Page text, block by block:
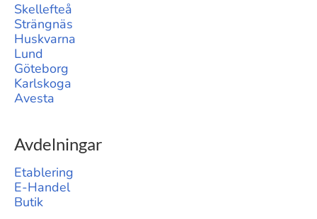
Skellefteå
Strängnäs
Huskvarna
Lund
Göteborg
Karlskoga
Avesta
Avdelningar
Etablering
E-Handel
Butik